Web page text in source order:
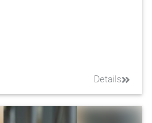
Details